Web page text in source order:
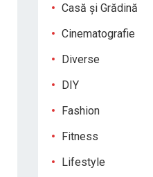
Casă și Grădină
Cinematografie
Diverse
DIY
Fashion
Fitness
Lifestyle